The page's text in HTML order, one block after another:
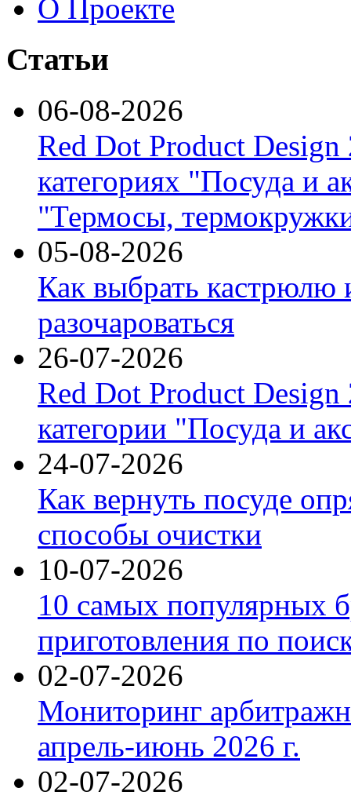
О Проекте
Статьи
06-08-2026
Red Dot Product Design
категориях "Посуда и
"Термосы,
05-08-2026
Как выбрать кастрюлю
разочароваться
26-07-2026
Red Dot Product Design
категории "Посуда и
24-07-2026
Как вернуть посуде
способы очистки
10-07-2026
10 самых популярных
приготовления по
02-07-2026
Мониторинг
апрель-июнь 2026 г.
02-07-2026